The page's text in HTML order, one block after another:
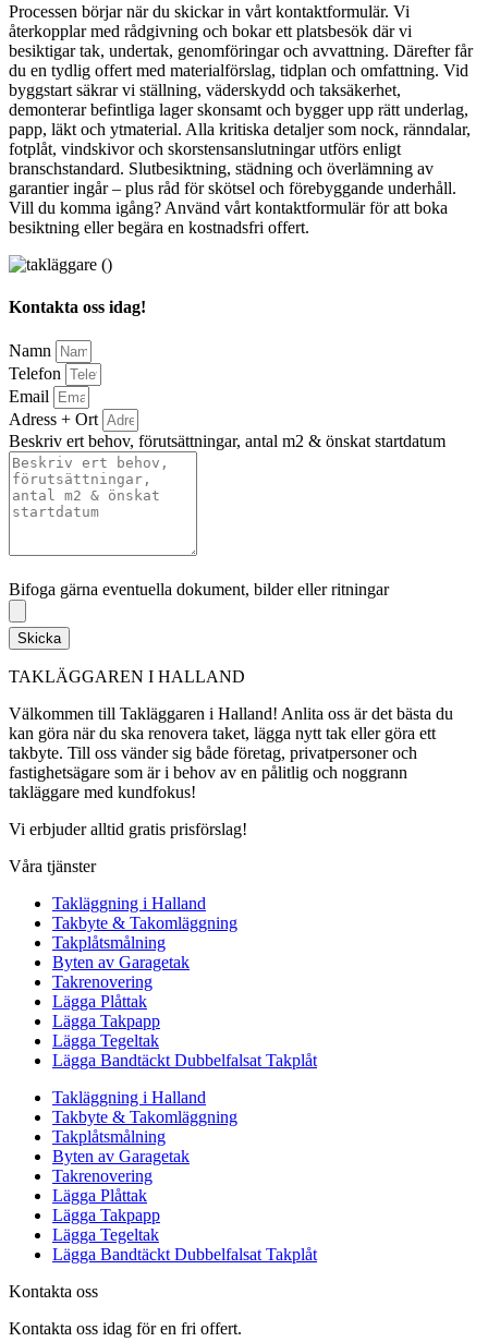
Processen börjar när du skickar in vårt kontaktformulär. Vi
återkopplar med rådgivning och bokar ett platsbesök där vi
besiktigar tak, undertak, genomföringar och avvattning. Därefter får
du en tydlig offert med materialförslag, tidplan och omfattning. Vid
byggstart säkrar vi ställning, väderskydd och taksäkerhet,
demonterar befintliga lager skonsamt och bygger upp rätt underlag,
papp, läkt och ytmaterial. Alla kritiska detaljer som nock, ränndalar,
fotplåt, vindskivor och skorstensanslutningar utförs enligt
branschstandard. Slutbesiktning, städning och överlämning av
garantier ingår – plus råd för skötsel och förebyggande underhåll.
Vill du komma igång? Använd vårt kontaktformulär för att boka
besiktning eller begära en kostnadsfri offert.
Kontakta oss idag!
Namn
Telefon
Email
Adress + Ort
Beskriv ert behov, förutsättningar, antal m2 & önskat startdatum
Bifoga gärna eventuella dokument, bilder eller ritningar
Skicka
TAKLÄGGAREN I HALLAND
Välkommen till Takläggaren i Halland! Anlita oss är det bästa du
kan göra när du ska renovera taket, lägga nytt tak eller göra ett
takbyte. Till oss vänder sig både företag, privatpersoner och
fastighetsägare som är i behov av en pålitlig och noggrann
takläggare med kundfokus!
Vi erbjuder alltid gratis prisförslag!
Våra tjänster
Takläggning i Halland
Takbyte & Takomläggning
Takplåtsmålning
Byten av Garagetak
Takrenovering
Lägga Plåttak
Lägga Takpapp
Lägga Tegeltak
Lägga Bandtäckt Dubbelfalsat Takplåt
Takläggning i Halland
Takbyte & Takomläggning
Takplåtsmålning
Byten av Garagetak
Takrenovering
Lägga Plåttak
Lägga Takpapp
Lägga Tegeltak
Lägga Bandtäckt Dubbelfalsat Takplåt
Kontakta oss
Kontakta oss idag för en fri offert.